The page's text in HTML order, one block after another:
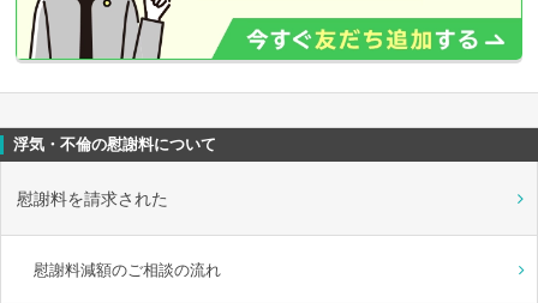
浮気・不倫の慰謝料について
慰謝料を請求された
慰謝料減額のご相談の流れ